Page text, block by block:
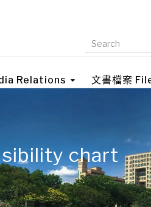
Relations 文書檔案
chart